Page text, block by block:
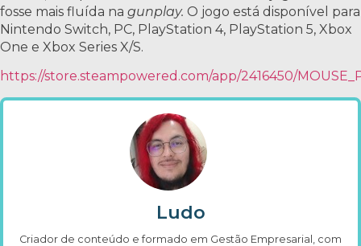
fosse mais fluída na gunplay. O jogo está disponível para
Nintendo Switch, PC, PlayStation 4, PlayStation 5, Xbox
One e Xbox Series X/S.
https://store.steampowered.com/app/2416450/
Ludo
Criador de conteúdo e formado em Gestão Empresarial, com